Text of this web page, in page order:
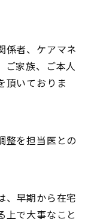
係者、ケアマネ
ご家族、ご本人
頂いておりま
整を担当医との
、早期から在宅
上で大事なこと